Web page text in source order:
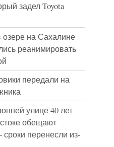
задел Toyota
на Сахалине —
реанимировать
передали на
улице 40 лет
обещают
сроки перенесли из-